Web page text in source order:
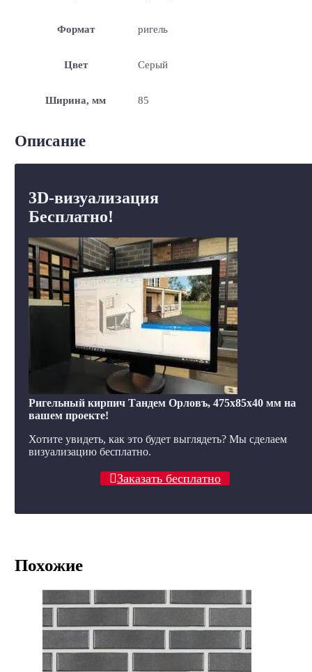
Формат ригель
Цвет Серый
Ширина, мм 85
Описание
3D-визуализация
Бесплатно!
Ригельный кирпич Тандем Орловъ, 475x85x40 мм на
вашем проекте!
Хотите увидеть, как это будет выглядеть? Мы сделаем
визуализацию бесплатно.
Заказать бесплатно
Похожие